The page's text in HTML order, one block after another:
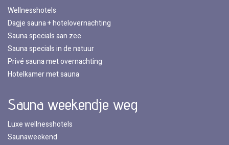
Wellnesshotels
Dagje sauna + hotelovernachting
Sauna specials aan zee
Sauna specials in de natuur
Privé sauna met overnachting
Hotelkamer met sauna
Sauna weekendje weg
Luxe wellnesshotels
Saunaweekend